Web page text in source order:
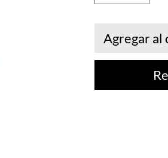
Agregar al